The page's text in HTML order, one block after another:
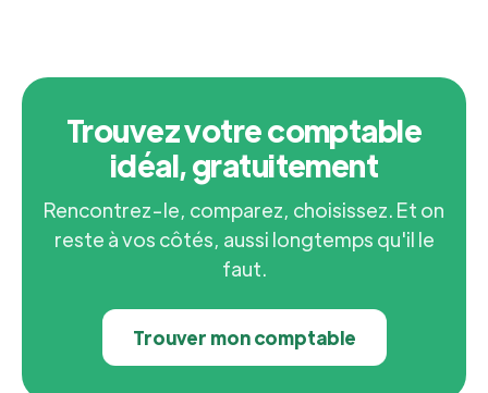
Trouvez votre comptable
idéal, gratuitement
Rencontrez-le, comparez, choisissez. Et on
reste à vos côtés, aussi longtemps qu'il le
faut.
Trouver mon comptable